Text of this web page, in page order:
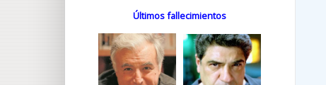
Últimos fallecimientos